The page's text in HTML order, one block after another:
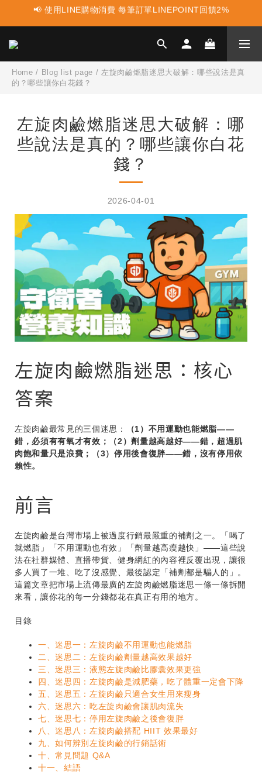
📢 蛋白點心新上市 ! 點這裡享優惠👈
📢 蛋白點心新上市 ! 點這裡享優惠👈
📢 多件組合任選2件再享9折優惠🤩最高可省$3000元！
Home / Blog list page /左旋肉鹼燃脂迷思大破解：哪些說法是真
的？哪些讓你白花錢？
左旋肉鹼燃脂迷思大破解：哪
些說法是真的？哪些讓你白花
錢？
2026-04-01
左旋肉鹼燃脂迷思：核心
答案
左旋肉鹼最常見的三個迷思：
（1）不用運動也能燃脂——
錯，必須有有氧才有效；（2）劑量越高越好——錯，超過肌
肉飽和量只是浪費；（3）停用後會復胖——錯，沒有停用依
賴性。
前言
左旋肉鹼是台灣市場上被過度行銷最嚴重的補劑之一。「喝了
就燃脂」「不用運動也有效」「劑量越高瘦越快」——這些說
法在社群媒體、直播帶貨、健身網紅的內容裡反覆出現，讓很
多人買了一堆、吃了沒感覺、最後認定「補劑都是騙人的」。
這篇文章把市場上流傳最廣的左旋肉鹼燃脂迷思一條一條拆開
來看，讓你花的每一分錢都花在真正有用的地方。
目錄
一、迷思一：左旋肉鹼不用運動也能燃脂
二、迷思二：左旋肉鹼劑量越高效果越好
三、迷思三：液態左旋肉鹼比膠囊效果更強
四、迷思四：左旋肉鹼是減肥藥，吃了體重一定會下降
五、迷思五：左旋肉鹼只適合女生用來瘦身
六、迷思六：吃左旋肉鹼會讓肌肉流失
七、迷思七：停用左旋肉鹼之後會復胖
八、迷思八：左旋肉鹼搭配 HIIT 效果最好
九、如何辨別左旋肉鹼的行銷話術
十、常見問題 Q&A
十一、結語